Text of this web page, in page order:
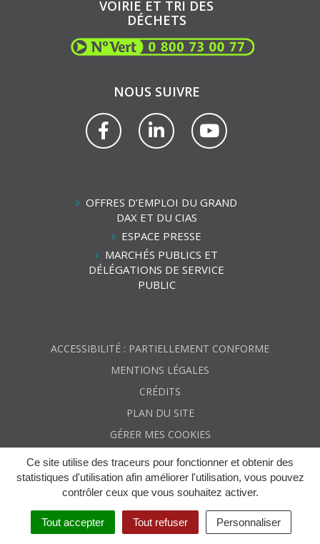
Ce site utilise des traceurs pour fonctionner et obtenir des
statistiques d'utilisation afin améliorer l'utilisation, vous pouvez
contrôler ceux que vous souhaitez activer.
Tout accepter Tout refuser Personnaliser
VOIRIE ET TRI DES
DÉCHETS
NOUS SUIVRE
Lien
vers
Lien
vers
Lien
vers
OFFRES D’EMPLOI DU GRAND
DAX ET DU CIAS
ESPACE PRESSE
MARCHÉS PUBLICS ET
DÉLÉGATIONS DE SERVICE
PUBLIC
ACCESSIBILITÉ : PARTIELLEMENT CONFORME
MENTIONS LÉGALES
CRÉDITS
PLAN DU SITE
GÉRER MES COOKIES